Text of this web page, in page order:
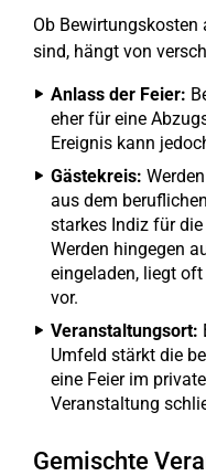
Ob
sind, hängt von
Anlass der Feier:
eher für eine
Ereignis kann
Gästekreis:
aus dem
starkes Indiz für
Werden hingegen
eingeladen, liegt
vor.
Veranstaltungsort:
Umfeld stärkt die
eine Feier im
Veranstaltung
Gemischte